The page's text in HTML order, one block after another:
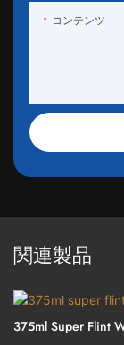
コンテンツ
関連製品
375ml Super Flint